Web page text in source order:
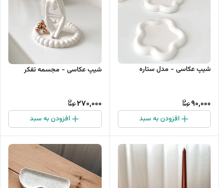
شیپ عکاسی - مدل ستاره
90,000
افزودن به سبد
شیپ عکاسی - مجسمه تفکر
270,000
افزودن به سبد